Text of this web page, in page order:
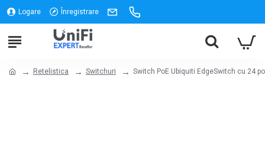
Logare Înregistrare
Retelistica Switchuri Switch PoE Ubiquiti EdgeSwitch cu 24